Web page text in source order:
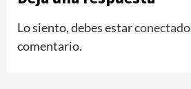
Lo siento, debes estarconectado
comentario.